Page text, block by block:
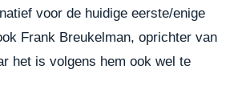
voor de huidige eerste/enige
Frank Breukelman, oprichter van
het is volgens hem ook wel te